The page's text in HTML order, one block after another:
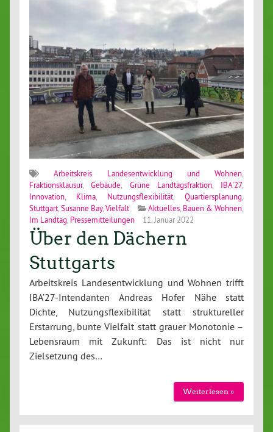
Arbeitskreis Landesentwicklung und Wohnen,
Fraktionsklausur,Gebäude, Grüne Landtagsfraktion, IBA'27,
Innovation, Klima, Nutzungsflexibilität, Quartiersplanung,
Stuttgart,Susanne Bay,Vielfalt Aktuelles, Bauen & Wohnen,
Im Landtag, Pressemitteilungen 11. Januar 2022
Über den Dächern
Stuttgarts
Arbeitskreis Landesentwicklung und Wohnen trifft
IBA’27-Intendanten Andreas Hofer Nähe statt
Dichte, Nutzungsflexibilität statt struktureller
Erstarrung, bunte Vielfalt statt grauer Monotonie –
Lebensraum mit Zukunft: Das ist nicht nur
Zielsetzung des…
Weiterlesen »